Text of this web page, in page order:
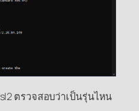
ตรวจสอบว่าเป็นรุ่นไหน